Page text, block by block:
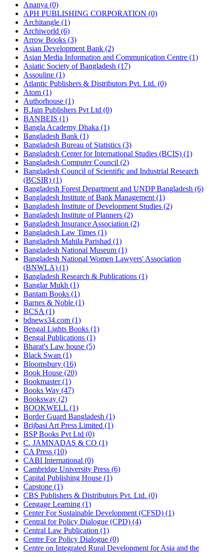
Ananya (0)
APH PUBLISHING CORPORATION (0)
Architangle (1)
Archiworld (6)
Arrow Books (3)
Asian Development Bank (2)
Asian Media Information and Communication Centre (1)
Asiatic Society of Bangladesh (17)
Assouline (1)
Atlantic Publishers & Distributors Pvt. Ltd. (0)
Atom (1)
Authorhouse (1)
B.Jain Publishers Pvt Ltd (0)
BANBEIS (1)
Bangla Academy Dhaka (1)
Bangladesh Bank (1)
Bangladesh Bureau of Statistics (3)
Bangladesh Center for International Studies (BCIS) (1)
Bangladesh Computer Council (2)
Bangladesh Council of Scientific and Industrial Research
(BCSIR) (1)
Bangladesh Forest Department and UNDP Bangladesh (6)
Bangladesh Institute of Bank Management (1)
Bangladesh Institute of Development Studies (2)
Bangladesh Institute of Planners (2)
Bangladesh Insurance Association (2)
Bangladesh Law Times (1)
Bangladesh Mahila Parishad (1)
Bangladesh National Museum (1)
Bangladesh National Women Lawyers' Association
(BNWLA) (1)
Bangladesh Research & Publications (1)
Banglar Mukh (1)
Bantam Books (1)
Barnes & Noble (1)
BCSA (1)
bdnews34.com (1)
Bengal Lights Books (1)
Bengal Publications (1)
Bharat's Law house (5)
Black Swan (1)
Bloomsbury (16)
Book House (20)
Bookmaster (1)
Books Way (47)
Booksway (2)
BOOKWELL (1)
Border Guard Bangladesh (1)
Brijbasi Art Press Limited (1)
BSP Books Pvt Ltd (0)
C. JAMNADAS & CO (1)
CA Press (10)
CABI International (0)
Cambridge University Press (6)
Capital Publishing House (1)
Capstone (1)
CBS Publishers & Distributors Pvt. Ltd. (0)
Cengage Learning (1)
Center For Sustainable Development (CFSD) (1)
Central for Policy Dialogue (CPD) (4)
Central Law Publication (1)
Centre For Policy Dialogue (0)
Centre on Integrated Rural Development for Asia and the